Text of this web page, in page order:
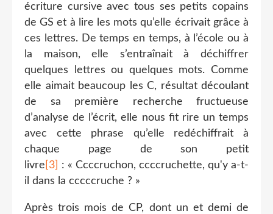
écriture cursive avec tous ses petits copains
de GS et à lire les mots qu’elle écrivait grâce à
ces lettres. De temps en temps, à l’école ou à
la maison, elle s’entraînait à déchiffrer
quelques lettres ou quelques mots. Comme
elle aimait beaucoup les C, résultat découlant
de sa première recherche fructueuse
d’analyse de l’écrit, elle nous fit rire un temps
avec cette phrase qu’elle redéchiffrait à
chaque page de son petit
livre [3]
: « Ccccruchon, ccccruchette, qu'y a-t-
il dans la cccccruche ? »
Après trois mois de CP, dont un et demi de